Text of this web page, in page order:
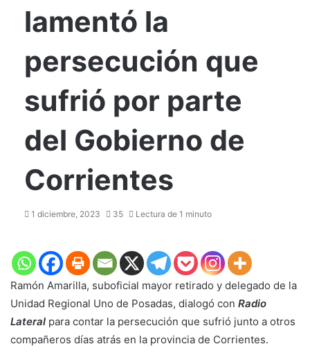
lamentó la
persecución que
sufrió por parte
del Gobierno de
Corrientes
1 diciembre, 2023 35 Lectura de 1 minuto
Ramón Amarilla, suboficial mayor retirado y delegado de la
Unidad Regional Uno de Posadas, dialogó con Radio
Lateral para contar la persecución que sufrió junto a otros
compañeros días atrás en la provincia de Corrientes.